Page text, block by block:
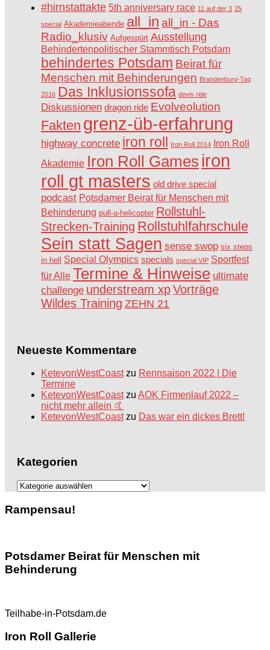
#hirnstattakte 5th anniversary race 11 auf der 3 25
special Akademieabende all_in all_in - Das
Radio_klusiv Aufgespürt Ausstellung
Behindertenpolitischer Stammtisch Potsdam
behindertes Potsdam Beirat für
Menschen mit Behinderungen Brandenburg-Tag
2016 Das Inklusionssofa devis ride
Diskussionen dragon ride Evolveolution
Fakten grenz-üb-erfahrung
highway concrete iron roll Iron Roll 2014 Iron Roll
Akademie Iron Roll Games iron
roll gt masters old drive special
podcast Potsdamer Beirat für Menschen mit
Behinderung pull-a-helicopter Rollstuhl-
Strecken-Training Rollstuhlfahrschule
Sein statt Sagen sense swop six steps
in hell
Special Olympics specials special VIP Sportfest
für Alle Termine & Hinweise ultimate
challenge understream xpVorträge
Wildes Training ZEHN 21
Neueste Kommentare
KetevonWestCoastzu Rennsaison 2022 | Die
Termine
KetevonWestCoastzu AOK Firmenlauf 2022 –
nicht mehr allein 🤙
KetevonWestCoastzu Das war ein dickes Brett!
Kategorien
Kategorien
Rampensau!
Potsdamer Beirat für Menschen mit
Behinderung
Teilhabe-in-Potsdam.de
Iron Roll Gallerie